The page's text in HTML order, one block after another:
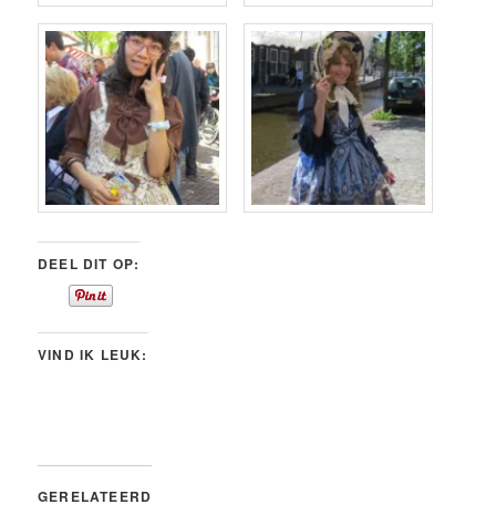
DEEL DIT OP:
VIND IK LEUK:
GERELATEERD